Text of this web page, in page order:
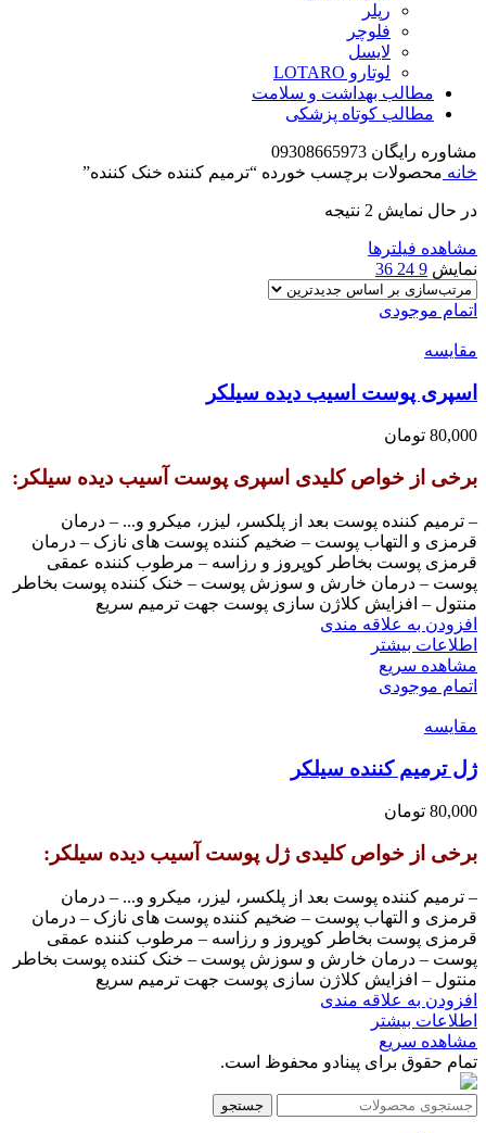
رپلر
فلوچر
لایسل
لوتارو LOTARO
مطالب بهداشت و سلامت
مطالب کوتاه پزشکی
مشاوره رایگان 09308665973
خانه محصولات برچسب خورده “ترمیم کننده خنک کننده”
در حال نمایش 2 نتیجه
مشاهده فیلترها
نمایش 9
24
36
اتمام موجودی
مقایسه
اسپری پوست اسیب دیده سیلکر
80,000 تومان
برخی از خواص کلیدی اسپری پوست آسیب دیده سیلکر:
– ترمیم کننده پوست بعد از پلکسر، لیزر، میکرو و... – درمان
قرمزی و التهاب پوست – ضخیم کننده پوست های نازک – درمان
قرمزی پوست بخاطر کوپروز و رزاسه – مرطوب کننده عمقی
پوست – درمان خارش و سوزش پوست – خنک کننده پوست بخاطر
منتول – افزایش کلاژن سازی پوست جهت ترمیم سریع
افزودن به علاقه مندی
اطلاعات بیشتر
مشاهده سریع
اتمام موجودی
مقایسه
ژل ترمیم کننده سیلکر
80,000 تومان
برخی از خواص کلیدی ژل پوست آسیب دیده سیلکر:
– ترمیم کننده پوست بعد از پلکسر، لیزر، میکرو و... – درمان
قرمزی و التهاب پوست – ضخیم کننده پوست های نازک – درمان
قرمزی پوست بخاطر کوپروز و رزاسه – مرطوب کننده عمقی
پوست – درمان خارش و سوزش پوست – خنک کننده پوست بخاطر
منتول – افزایش کلاژن سازی پوست جهت ترمیم سریع
افزودن به علاقه مندی
اطلاعات بیشتر
مشاهده سریع
تمام حقوق برای پینادو محفوظ است.
جستجو